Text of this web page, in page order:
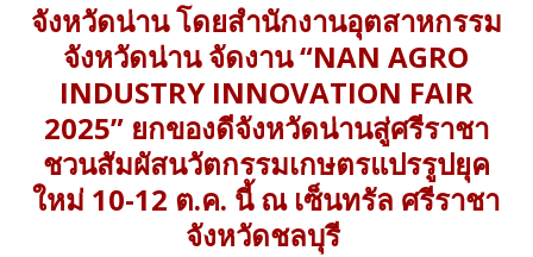
จังหวัดน่าน โดยสำนักงานอุตสาหกรรม
จังหวัดน่าน จัดงาน “NAN AGRO
INDUSTRY INNOVATION FAIR
2025” ยกของดีจังหวัดน่านสู่ศรีราชา
ชวนสัมผัสนวัตกรรมเกษตรแปรรูปยุค
ใหม่ 10-12 ต.ค. นี้ ณ เซ็นทรัล ศรีราชา
จังหวัดชลบุรี